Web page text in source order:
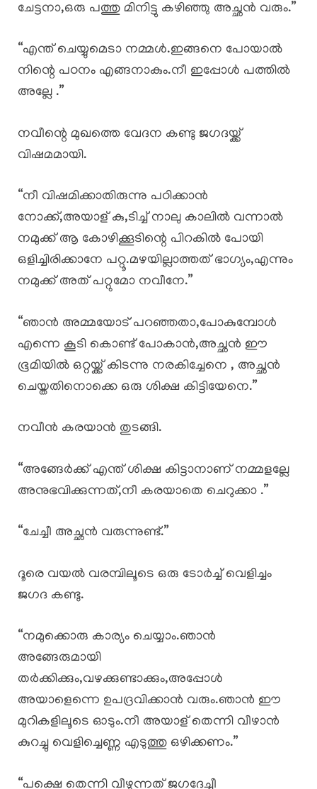
ചേട്ടനാ,ഒരു പത്തു മിനിട്ടു കഴിഞ്ഞു അച്ഛൻ വരും.”
“എന്ത് ചെയ്യുമെടാ നമ്മൾ.ഇങ്ങനെ പോയാൽ
നിന്റെ പഠനം എങ്ങനാകും.നീ ഇപ്പോൾ പത്തിൽ
അല്ലേ .”
നവീന്റെ മുഖത്തെ വേദന കണ്ടു ജഗദയ്ക്ക്
വിഷമമായി.
“നീ വിഷമിക്കാതിരുന്നു പഠിക്കാൻ
നോക്ക്,അയാള് കു,ടിച്ച് നാലു കാലിൽ വന്നാൽ
നമുക്ക് ആ കോഴിക്കൂടിന്റെ പിറകിൽ പോയി
ഒളിച്ചിരിക്കാനേ പറ്റൂ.മഴയില്ലാത്തത് ഭാഗ്യം,എന്നും
നമുക്ക് അത് പറ്റുമോ നവീനേ.”
“ഞാൻ അമ്മയോട് പറഞ്ഞതാ,പോകുമ്പോൾ
എന്നെ കൂടി കൊണ്ട് പോകാൻ,അച്ഛൻ ഈ
ഭൂമിയിൽ ഒറ്റയ്ക്ക് കിടന്നു നരകിച്ചേനെ , അച്ഛൻ
ചെയ്തതിനൊക്കെ ഒരു ശിക്ഷ കിട്ടിയേനെ.”
നവീൻ കരയാൻ തുടങ്ങി.
“അങ്ങേർക്ക് എന്ത് ശിക്ഷ കിട്ടാനാണ് നമ്മളല്ലേ
അനുഭവിക്കുന്നത്,നീ കരയാതെ ചെറുക്കാ .”
“ചേച്ചീ അച്ഛൻ വരുന്നുണ്ട്.”
ദൂരെ വയൽ വരമ്പിലൂടെ ഒരു ടോർച്ച് വെളിച്ചം
ജഗദ കണ്ടു.
“നമുക്കൊരു കാര്യം ചെയ്യാം.ഞാൻ
അങ്ങേരുമായി
തർക്കിക്കും,വഴക്കുണ്ടാക്കും,അപ്പോൾ
അയാളെന്നെ ഉപദ്രവിക്കാൻ വരും.ഞാൻ ഈ
മുറികളിലൂടെ ഓടും.നീ അയാള് തെന്നി വീഴാൻ
കുറച്ചു വെളിച്ചെണ്ണ എടുത്തു ഒഴിക്കണം.”
“പക്ഷെ തെന്നി വീഴുന്നത് ജഗദേച്ചീ